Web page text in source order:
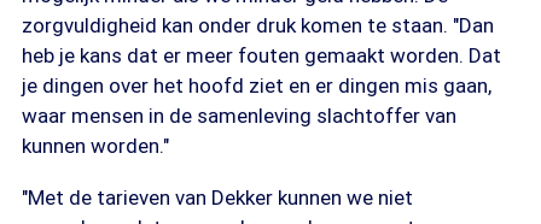
zorgvuldigheid kan onder druk komen te staan. "Dan
heb je kans dat er meer fouten gemaakt worden. Dat
je dingen over het hoofd ziet en er dingen mis gaan,
waar mensen in de samenleving slachtoffer van
kunnen worden."
"Met de tarieven van Dekker kunnen we niet